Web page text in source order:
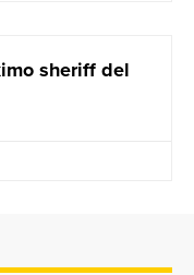
sheriff del